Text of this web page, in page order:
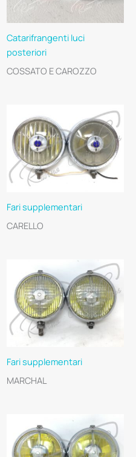
Catarifrangenti luci
posteriori
COSSATO E CAROZZO
Fari supplementari
CARELLO
Fari supplementari
MARCHAL